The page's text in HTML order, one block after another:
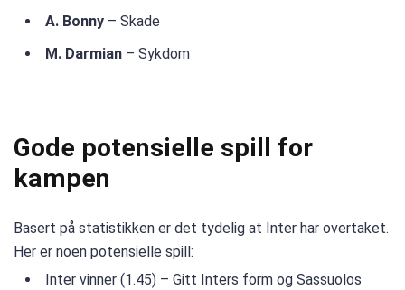
A. Bonny – Skade
M. Darmian – Sykdom
Gode ​​potensielle spill for
kampen
Basert på statistikken er det tydelig at Inter har overtaket.
Her er noen potensielle spill:
Inter vinner (1.45) – Gitt Inters form og Sassuolos